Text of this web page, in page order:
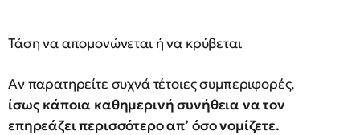
Τάση να απομονώνεται ή να κρύβεται
Αν παρατηρείτε συχνά τέτοιες συμπεριφορές,
ίσως κάποια καθημερινή συνήθεια να τον
επηρεάζει περισσότερο απ’ όσο νομίζετε.